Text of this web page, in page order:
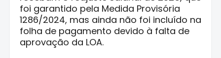
foi garantido pela Medida Provisória
1286/2024, mas ainda não foi incluído na
folha de pagamento devido à falta de
aprovação da LOA.